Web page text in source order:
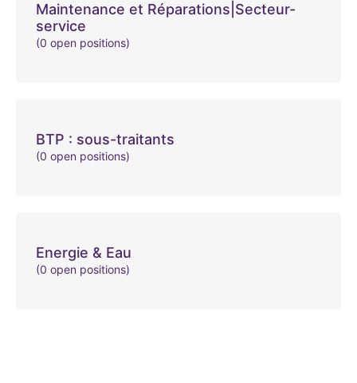
Maintenance et Réparations|Secteur-
service
(0 open positions)
BTP : sous-traitants
(0 open positions)
Energie & Eau
(0 open positions)